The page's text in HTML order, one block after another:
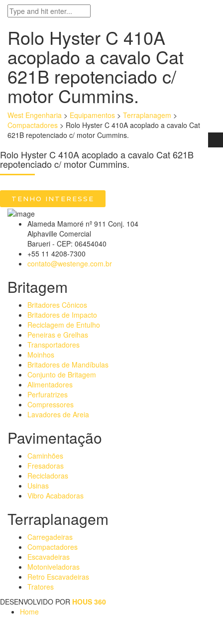
Rolo Hyster C 410A
acoplado a cavalo Cat
621B repotenciado c/
motor Cummins.
West Engenharia > Equipamentos > Terraplanagem >
Compactadores > Rolo Hyster C 410A acoplado a cavalo Cat
621B repotenciado c/ motor Cummins.
Rolo Hyster C 410A acoplado a cavalo Cat 621B
repotenciado c/ motor Cummins.
TENHO INTERESSE
Alameda Mamoré nº 911 Conj. 104
Alphaville Comercial
Barueri - CEP: 06454040
+55 11 4208-7300
contato@westenge.com.br
Britagem
Britadores Cônicos
Britadores de Impacto
Reciclagem de Entulho
Peneiras e Grelhas
Transportadores
Moinhos
Britadores de Mandíbulas
Conjunto de Britagem
Alimentadores
Perfuratrizes
Compressores
Lavadores de Areia
Pavimentação
Caminhões
Fresadoras
Recicladoras
Usinas
Vibro Acabadoras
Terraplanagem
Carregadeiras
Compactadores
Escavadeiras
Motoniveladoras
Retro Escavadeiras
Tratores
DESENVOLVIDO POR HOUS 360
Home